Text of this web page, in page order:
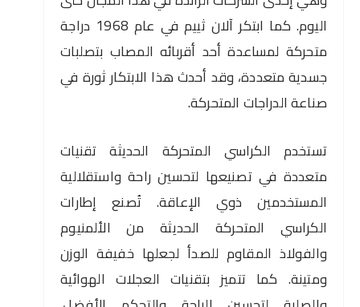
اليوم. كما ابتكر آلان ثييم في عام 1968 دراجة
متحركة لمساعدة أحد أقربائه المصاب بتصلبات
جسدية متعددة، وقد أحدث هذا الابتكار ثورة في
صناعة الدراجات المتحركة.
تستخدم الكراسي المتحركة الحديثة تقنيات
متعددة في تصنيعها لتحسين راحة واستقلالية
المستخدمين ذوي الإعاقة. تُصنع إطارات
الكراسي المتحركة الحديثة من الألمنيوم
والفولاذ المقاوم للصدأ لجعلها خفيفة الوزن
ومتينة. كما تتميز بتقنيات العجلات الهوائية